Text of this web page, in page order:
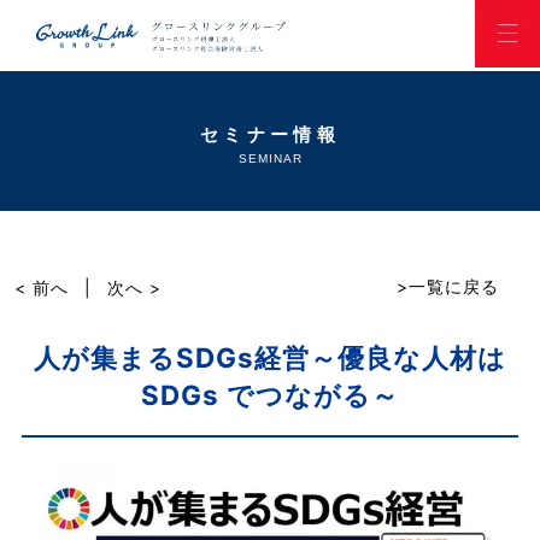
セミナー情報
SEMINAR
>一覧に戻る
< 前へ 次へ >
人が集まるSDGs経営～優良な人材は
SDGs でつながる～